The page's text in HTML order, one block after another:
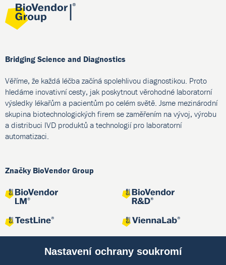
Bridging Science and Diagnostics
Věříme, že každá léčba začíná spolehlivou diagnostikou. Proto
hledáme inovativní cesty, jak poskytnout věrohodné laboratorní
výsledky lékařům a pacientům po celém světě. Jsme mezinárodní
skupina biotechnologických firem se zaměřením na vývoj, výrobu
a distribuci IVD produktů a technologií pro laboratorní
automatizaci.
Značky BioVendor Group
Nastavení ochrany soukromí